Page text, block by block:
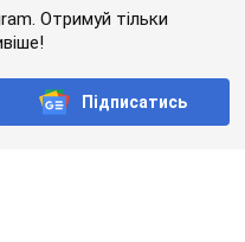
Отримуй тільки
Підписатись